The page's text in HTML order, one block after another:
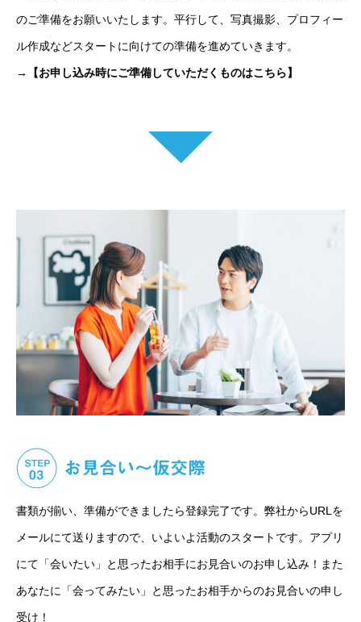
のご準備をお願いいたします。平行して、写真撮影、プロフィー
ル作成などスタートに向けての準備を進めていきます。
→【お申し込み時にご準備していただくものはこちら】
書類が揃い、準備ができましたら登録完了です。弊社からURLを
メールにて送りますので、いよいよ活動のスタートです。アプリ
にて「会いたい」と思ったお相手にお見合いのお申し込み！また
あなたに「会ってみたい」と思ったお相手からのお見合いの申し
受け！